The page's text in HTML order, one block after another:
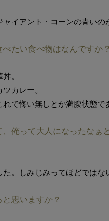
ャイアント・コーンの青いの
たい食べ物はなんですか
。
カレー。
れで悔い無しとか満腹状態で
俺って大人になったなぁ
た。しみじみってほどではな
思いますか？